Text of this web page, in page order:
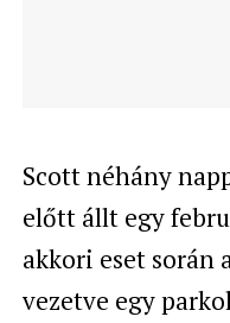
Scott néhány
előtt állt egy
akkori eset során
vezetve egy